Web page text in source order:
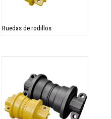
Ruedas de rodillos